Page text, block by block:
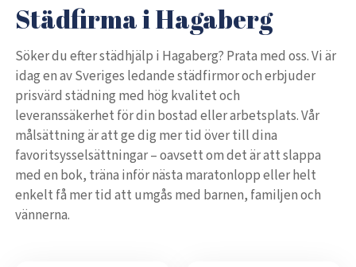
Städfirma i Hagaberg
Söker du efter städhjälp i Hagaberg? Prata med oss. Vi är
idag en av Sveriges ledande städfirmor och erbjuder
prisvärd städning med hög kvalitet och
leveranssäkerhet för din bostad eller arbetsplats. Vår
målsättning är att ge dig mer tid över till dina
favoritsysselsättningar – oavsett om det är att slappa
med en bok, träna inför nästa maratonlopp eller helt
enkelt få mer tid att umgås med barnen, familjen och
vännerna.